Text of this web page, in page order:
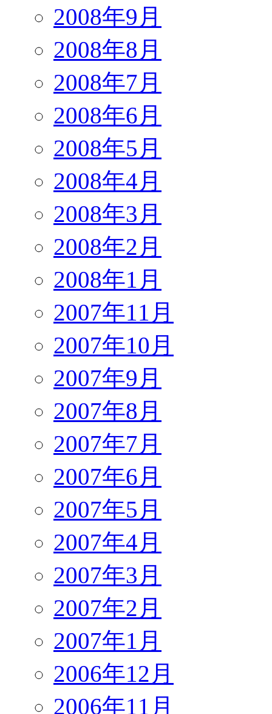
2008年9月
2008年8月
2008年7月
2008年6月
2008年5月
2008年4月
2008年3月
2008年2月
2008年1月
2007年11月
2007年10月
2007年9月
2007年8月
2007年7月
2007年6月
2007年5月
2007年4月
2007年3月
2007年2月
2007年1月
2006年12月
2006年11月